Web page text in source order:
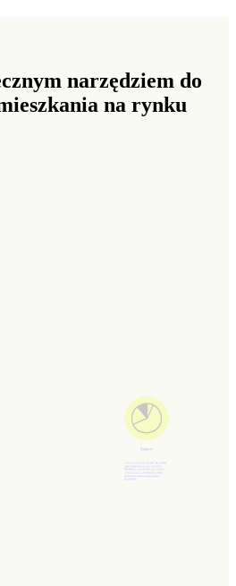
narzędziem do
na rynku
Raporty
Obserwuj aktualne trendy na rynku
średnich cenach
sprzedaży.